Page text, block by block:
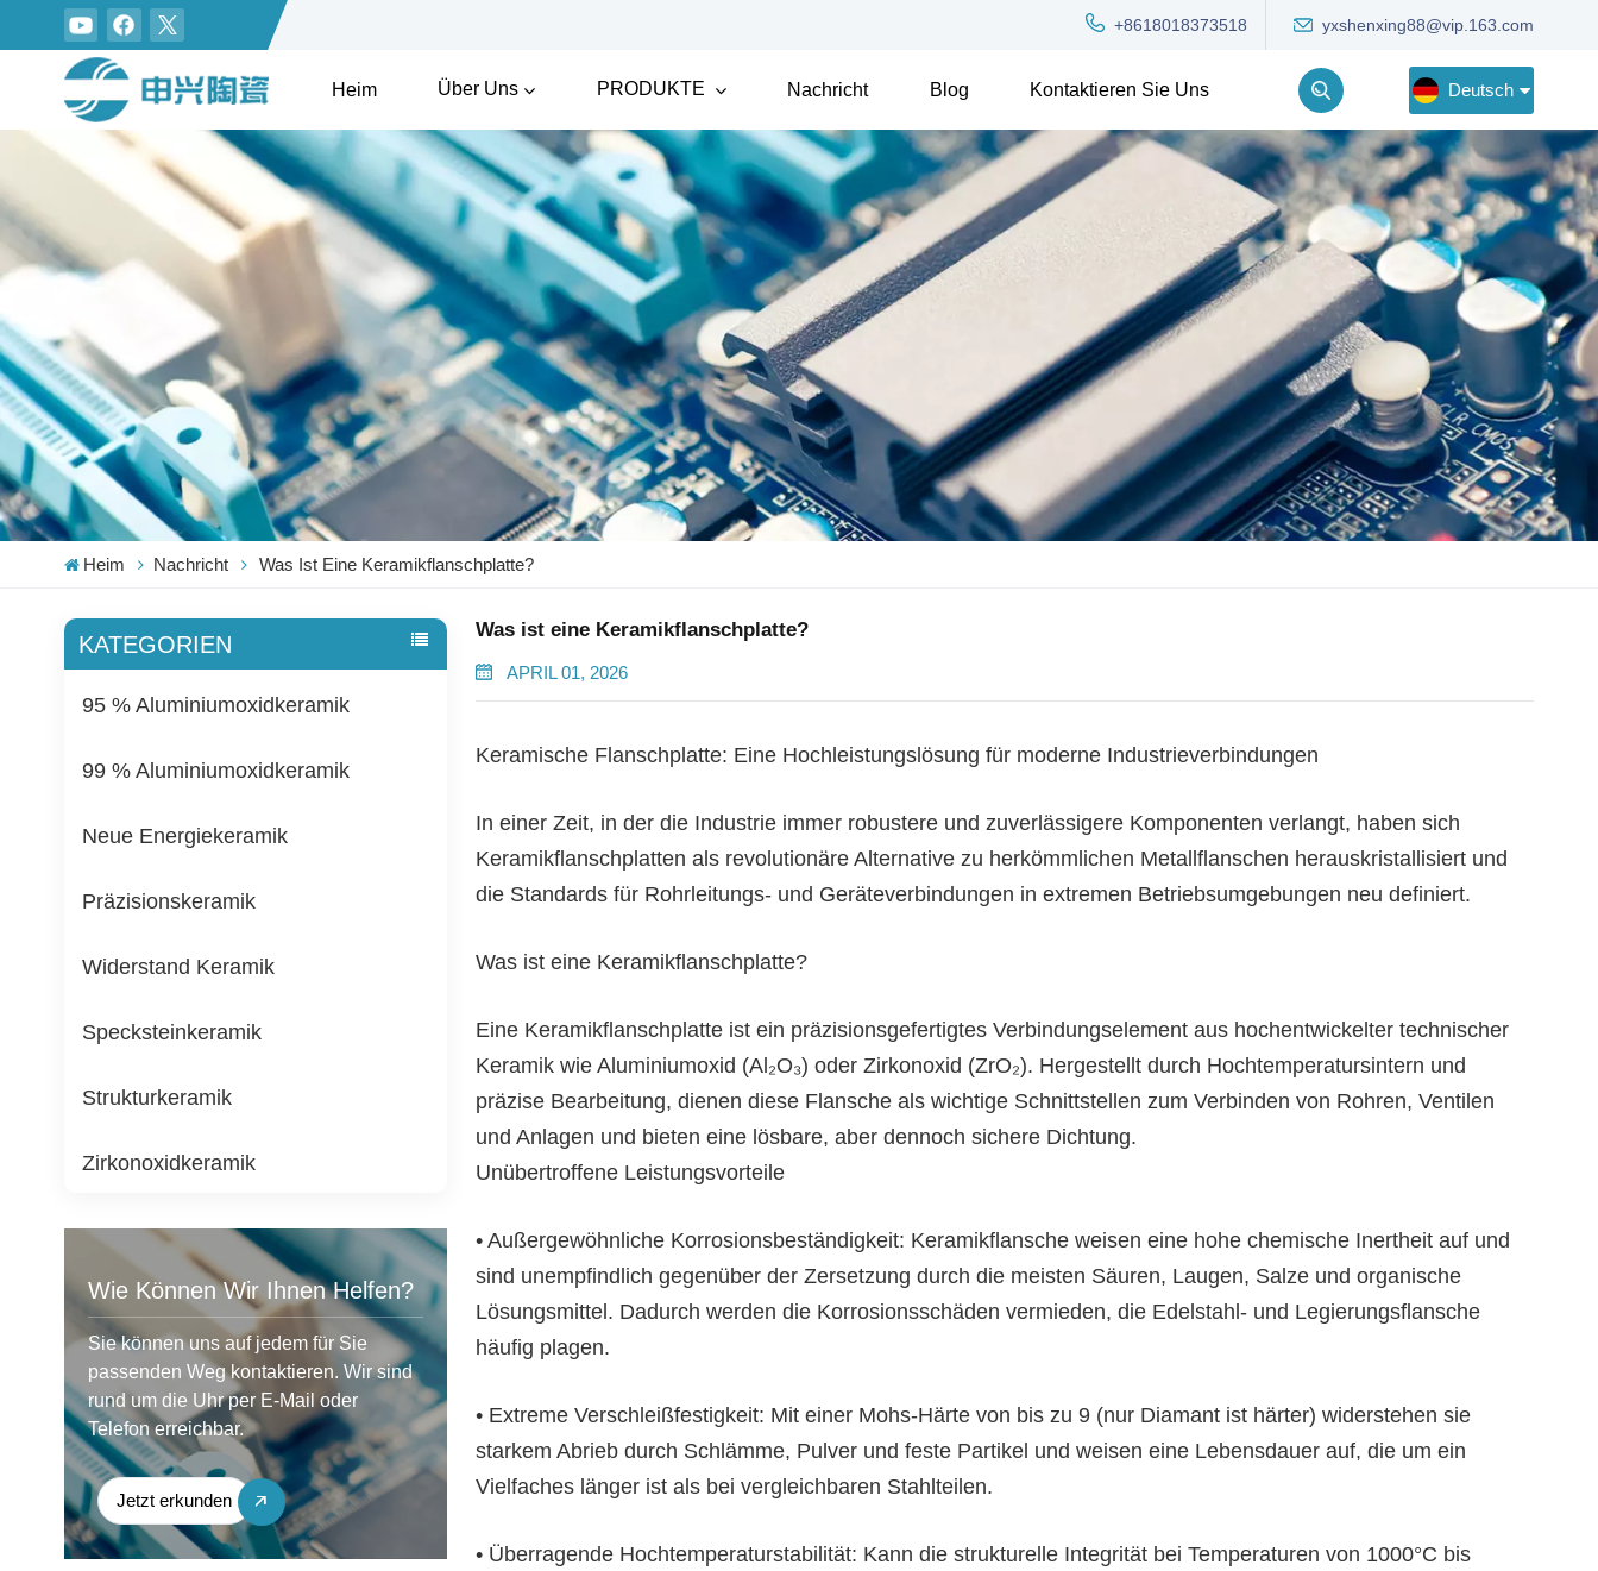
+8618018373518 yxshenxing88@vip.163.com
Heim Über Uns PRODUKTE Nachricht Blog Kontaktieren Sie Uns Deutsch
English
Deutsch
Русский
한국어
Türkçe
Heim Nachricht Was Ist Eine Keramikflanschplatte?
KATEGORIEN
95 % Aluminiumoxidkeramik
99 % Aluminiumoxidkeramik
Neue Energiekeramik
Präzisionskeramik
Widerstand Keramik
Specksteinkeramik
Strukturkeramik
Zirkonoxidkeramik
Wie Können Wir Ihnen Helfen?
Sie können uns auf jedem für Sie
passenden Weg kontaktieren. Wir sind
rund um die Uhr per E-Mail oder
Telefon erreichbar.
Jetzt erkunden
Was ist eine Keramikflanschplatte?
APRIL 01, 2026
Keramische Flanschplatte: Eine Hochleistungslösung für moderne Industrieverbindungen
In einer Zeit, in der die Industrie immer robustere und zuverlässigere Komponenten verlangt, haben sich
Keramikflanschplatten als revolutionäre Alternative zu herkömmlichen Metallflanschen herauskristallisiert und
die Standards für Rohrleitungs- und Geräteverbindungen in extremen Betriebsumgebungen neu definiert.
Was ist eine Keramikflanschplatte?
Eine Keramikflanschplatte ist ein präzisionsgefertigtes Verbindungselement aus hochentwickelter technischer
Keramik wie Aluminiumoxid (Al₂O₃) oder Zirkonoxid (ZrO₂). Hergestellt durch Hochtemperatursintern und
präzise Bearbeitung, dienen diese Flansche als wichtige Schnittstellen zum Verbinden von Rohren, Ventilen
und Anlagen und bieten eine lösbare, aber dennoch sichere Dichtung.
Unübertroffene Leistungsvorteile
• Außergewöhnliche Korrosionsbeständigkeit: Keramikflansche weisen eine hohe chemische Inertheit auf und
sind unempfindlich gegenüber der Zersetzung durch die meisten Säuren, Laugen, Salze und organische
Lösungsmittel. Dadurch werden die Korrosionsschäden vermieden, die Edelstahl- und Legierungsflansche
häufig plagen.
• Extreme Verschleißfestigkeit: Mit einer Mohs-Härte von bis zu 9 (nur Diamant ist härter) widerstehen sie
starkem Abrieb durch Schlämme, Pulver und feste Partikel und weisen eine Lebensdauer auf, die um ein
Vielfaches länger ist als bei vergleichbaren Stahlteilen.
• Überragende Hochtemperaturstabilität: Kann die strukturelle Integrität bei Temperaturen von 1000°C bis